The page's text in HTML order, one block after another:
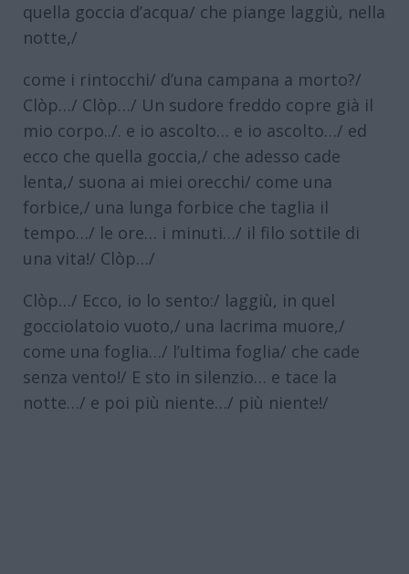
quella goccia d’acqua/ che piange laggiù, nella
notte,/
come i rintocchi/ d’una campana a morto?/
Clòp…/ Clòp…/ Un sudore freddo copre già il
mio corpo../. e io ascolto… e io ascolto…/ ed
ecco che quella goccia,/ che adesso cade
lenta,/ suona ai miei orecchi/ come una
forbice,/ una lunga forbice che taglia il
tempo…/ le ore… i minuti…/ il filo sottile di
una vita!/ Clòp…/
Clòp…/ Ecco, io lo sento:/ laggiù, in quel
gocciolatoio vuoto,/ una lacrima muore,/
come una foglia…/ l’ultima foglia/ che cade
senza vento!/ E sto in silenzio… e tace la
notte…/ e poi più niente…/ più niente!/